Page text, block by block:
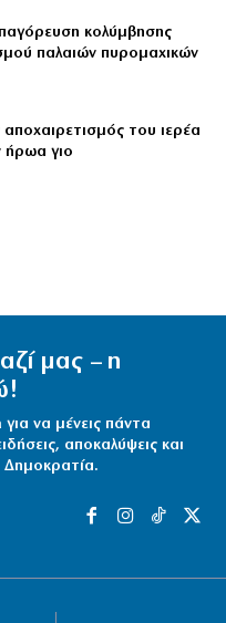
κολύμβησης
παλαιών πυρομαχικών
του ιερέα
ήρωα γιο
μας – η
να μένεις πάντα
αποκαλύψεις και
Δημοκρατία.